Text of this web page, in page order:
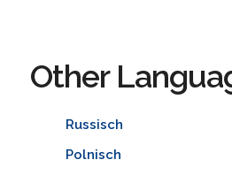
Other
Russisch
Polnisch